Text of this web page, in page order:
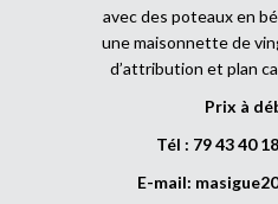
avec des poteaux en
une maisonnette de
d’attribution et plan
Prix à
Tél : 79 43 40
E-mail: